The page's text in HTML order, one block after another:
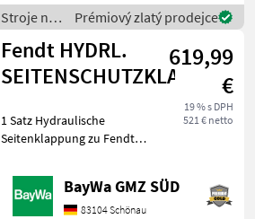
Stroje na
zber
objemových
krmív /
Fella
Prémiový zlatý prodejce
Fendt HYDRL.
SEITENSCHUTZKLAPPUNG
619,99
€
19 % s DPH
521 € netto
1 Satz Hydraulische
Seitenklappung zu Fendt
Butterfly Stroje na zber
objemových krmív Ostatné
zberače objemových krmív
BayWa GMZ SÜD
83104 Schönau